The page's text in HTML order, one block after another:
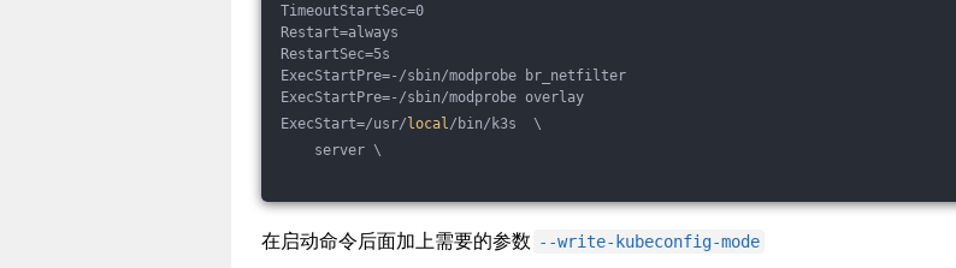
TimeoutStartSec=0
Restart=always
RestartSec=5s
ExecStartPre=-/sbin/modprobe br_netfilter
ExecStartPre=-/sbin/modprobe overlay
ExecStart=/usr/local /bin/k3s  \
server \
在启动命令后面加上需要的参数 --write-kubeconfig-mode